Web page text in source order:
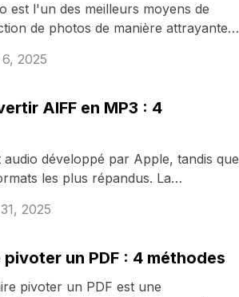
est l'un des meilleurs moyens de
de photos de manière attrayante.
un ...
2025
AIFF en MP3 : 4
développé par Apple, tandis que
les plus répandus. La
deux permet ...
2025
un PDF : 4 méthodes
pivoter un PDF est une